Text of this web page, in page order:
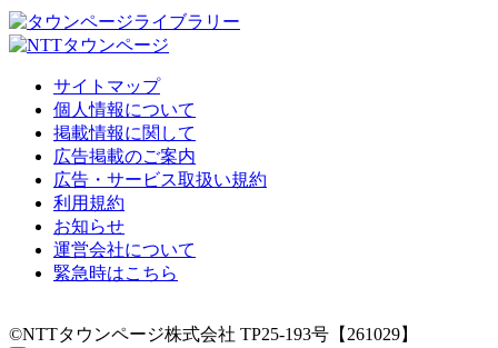
サイトマップ
個人情報について
掲載情報に関して
広告掲載のご案内
広告・サービス取扱い規約
利用規約
お知らせ
運営会社について
緊急時はこちら
©NTTタウンページ株式会社 TP25-193号【261029】